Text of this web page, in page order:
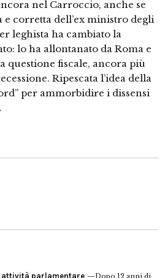
nel Carroccio, anche se
corretta dell’ex ministro degli
leghista ha cambiato la
lo ha allontanato da Roma e
questione fiscale, ancora più
Ripescata l’idea della
per ammorbidire i dissensi
attività parlamentare